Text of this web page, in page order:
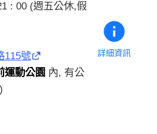
: 00 (週五公休,假
115號
運動公園 內, 有公
詳細資訊